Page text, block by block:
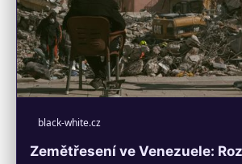
black-white.cz
Zemětřesení ve Venezuele: